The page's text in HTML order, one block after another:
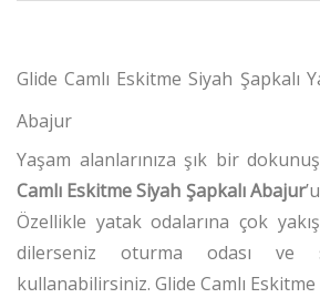
Glide Camlı Eskitme Siyah Şapkalı
Abajur
Yaşam alanlarınıza şık bir
Camlı Eskitme Siyah Şapkalı Abajur
Özellikle yatak odalarına çok
dilerseniz oturma odası ve
kullanabilirsiniz. Glide Camlı Eskitme